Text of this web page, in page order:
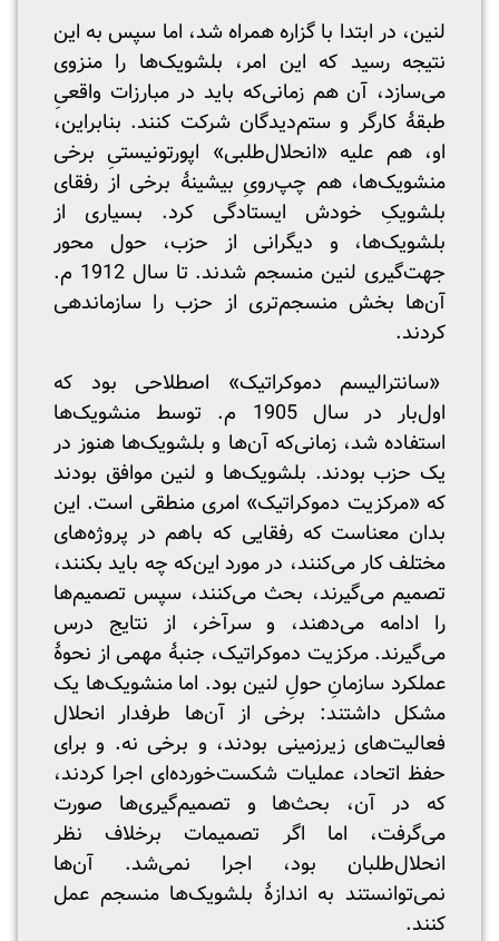
لنین، در ابتدا با گزاره همراه شد، اما سپس به این
نتیجه رسید که این امر، بلشویک‌ها را منزوی
می‌سازد، آن هم زمانی‌که باید در مبارزات واقعیِ
طبقۀ کارگر و ستم‌دیدگان شرکت کنند. بنابراین،
او، هم علیه «انحلال‌طلبی» اپورتونیستیِ برخی
منشویک‌ها، هم چپ‌رویِ بیشینۀ برخی از رفقای
بلشویکِ خودش ایستادگی کرد. بسیاری از
بلشویک‌ها، و دیگرانی از حزب، حول محور
جهت‌گیری لنین منسجم شدند. تا سال 1912 م.
آن‌ها بخش منسجم‌تری از حزب را سازماندهی
کردند.
«سانترالیسم دموکراتیک» اصطلاحی بود که
اول‌بار در سال 1905 م. توسط منشویک‌ها
استفاده شد، زمانی‌که آن‌ها و بلشویک‌ها هنوز در
یک حزب بودند. بلشویک‌ها و لنین موافق بودند
که «مرکزیت دموکراتیک» امری منطقی است. این
بدان معناست که رفقایی که باهم در پروژه‌های
مختلف کار می‌کنند، در مورد این‌که چه باید بکنند،
تصمیم می‌گیرند، بحث می‌کنند، سپس تصمیم‌ها
را ادامه می‌دهند، و سرآخر، از نتایج درس
می‌گیرند. مرکزیت دموکراتیک، جنبۀ مهمی از نحوۀ
عملکرد سازمانِ حولِ لنین بود. اما منشویک‌ها یک
مشکل داشتند: برخی از آن‌ها طرفدار انحلال
فعالیت‌های زیرزمینی بودند، و برخی نه. و برای
حفظ اتحاد، عملیات شکست‌خورده‌ای اجرا کردند،
که در آن، بحث‌ها و تصمیم‌گیری‌ها صورت
می‌گرفت، اما اگر تصمیمات برخلاف نظر
انحلال‌طلبان بود، اجرا نمی‌شد. آن‌ها
نمی‌توانستند به اندازۀ بلشویک‌ها منسجم عمل
کنند.